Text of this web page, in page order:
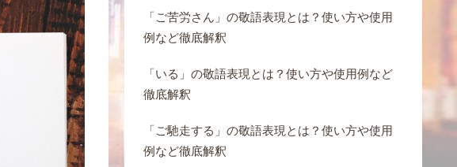
「ご苦労さん」の敬語表現とは？使い方や使用
例など徹底解釈
「いる」の敬語表現とは？使い方や使用例など
徹底解釈
「ご馳走する」の敬語表現とは？使い方や使用
例など徹底解釈